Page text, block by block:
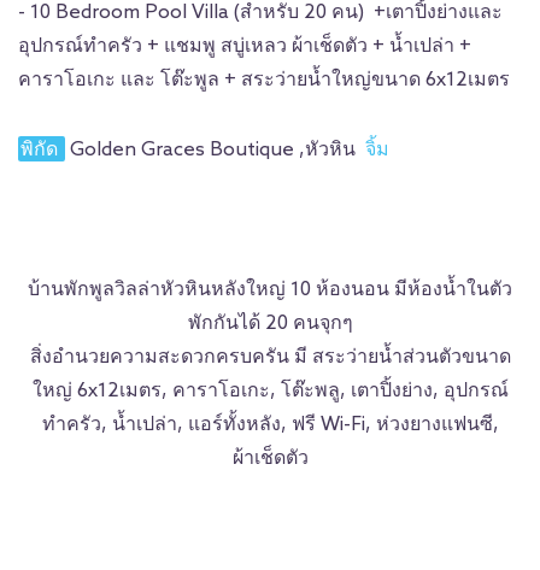
- 10 Bedroom Pool Villa (สำหรับ 20 คน) +เตาปิ้งย่างและ
อุปกรณ์ทำครัว + แชมพู สบู่เหลว ผ้าเช็ดตัว + น้ำเปล่า +
คาราโอเกะ และ โต๊ะพูล + สระว่ายน้ำใหญ่ขนาด 6x12เมตร
พิกัด Golden Graces Boutique ,หัวหิน จิ้ม
บ้านพักพูลวิลล่าหัวหินหลังใหญ่ 10 ห้องนอน มีห้องน้ำในตัว
พักกันได้ 20 คนจุกๆ
สิ่งอำนวยความสะดวกครบครัน มี สระว่ายน้ำส่วนตัวขนาด
ใหญ่ 6x12เมตร, คาราโอเกะ, โต๊ะพลู, เตาปิ้งย่าง, อุปกรณ์
ทำครัว, น้ำเปล่า, แอร์ทั้งหลัง, ฟรี Wi-Fi, ห่วงยางแฟนซี,
ผ้าเช็ดตัว